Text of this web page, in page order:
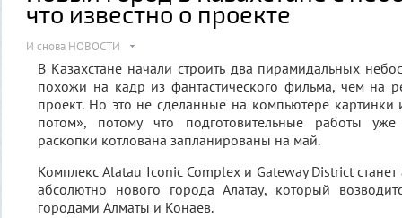
что известно о проекте
И снова НОВОСТИ
В Казахстане начали строить два пирамидальных
похожи на кадр из фантастического фильма, чем на
проект. Но это не сделанные на компьютере картинки
потом», потому что подготовительные работы
раскопки котлована запланированы на май.
Комплекс Alatau Iconic Complex и Gateway District
абсолютно нового города Алатау, который
городами Алматы и Конаев.